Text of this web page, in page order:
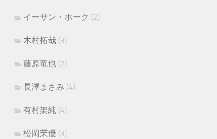
イーサン・ホーク (2)
木村拓哉 (3)
藤原竜也 (2)
長澤まさみ (4)
有村架純 (4)
松岡茉優 (3)